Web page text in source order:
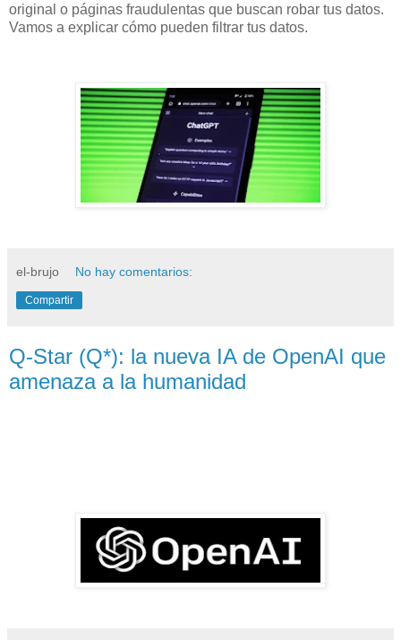
original o páginas fraudulentas que buscan robar tus datos.
Vamos a explicar cómo pueden filtrar tus datos.
el-brujo No hay comentarios:
Compartir
Q-Star (Q*): la nueva IA de OpenAI que
amenaza a la humanidad